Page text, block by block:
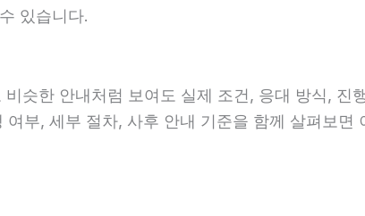
있습니다.
비슷한 안내처럼 보여도 실제 조건, 응대 방식,
여부, 세부 절차, 사후 안내 기준을 함께 살펴보